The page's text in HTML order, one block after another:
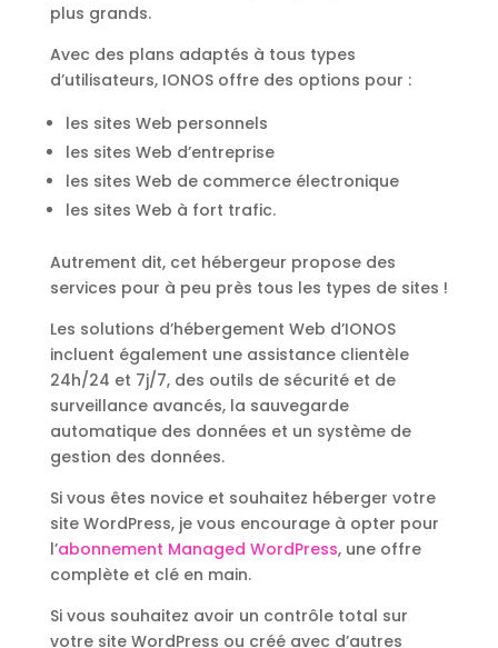
plus grands.
Avec des plans adaptés à tous types
d’utilisateurs, IONOS offre des options pour :
les sites Web personnels
les sites Web d’entreprise
les sites Web de commerce électronique
les sites Web à fort trafic.
Autrement dit, cet hébergeur propose des
services pour à peu près tous les types de sites !
Les solutions d’hébergement Web d’IONOS
incluent également une assistance clientèle
24h/24 et 7j/7, des outils de sécurité et de
surveillance avancés, la sauvegarde
automatique des données et un système de
gestion des données.
Si vous êtes novice et souhaitez héberger votre
site WordPress, je vous encourage à opter pour
l’abonnement Managed WordPress, une offre
complète et clé en main.
Si vous souhaitez avoir un contrôle total sur
votre site WordPress ou créé avec d’autres